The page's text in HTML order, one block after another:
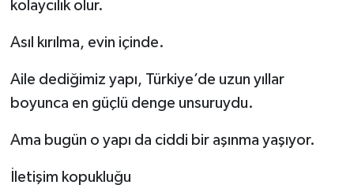
kolaycılık olur.
Asıl kırılma, evin içinde.
Aile dediğimiz yapı, Türkiye’de uzun yıllar
boyunca en güçlü denge unsuruydu.
Ama bugün o yapı da ciddi bir aşınma yaşıyor.
İletişim kopukluğu